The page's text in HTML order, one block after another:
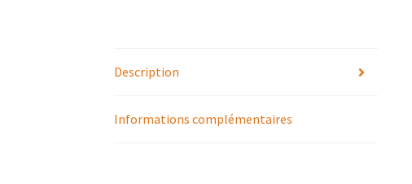
Description
Informations complémentaires